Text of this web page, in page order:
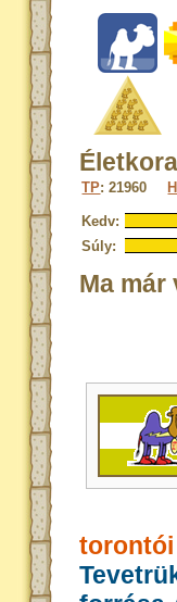
TP: 21960
Kedv:
Súly:
Ma már